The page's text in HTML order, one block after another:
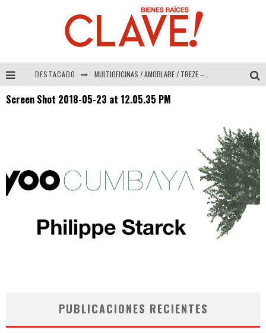
DESTACADO MULTIOFICINAS / AMOBLARE / TREZE – Especial Interiorismo & Decoración 2026
Screen Shot 2018-05-23 at 12.05.35 PM
PUBLICACIONES RECIENTES